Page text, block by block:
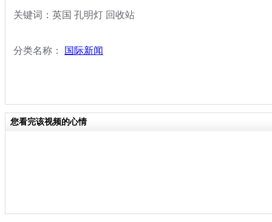
关键词：英国 孔明灯 回收站
分类名称： 国际新闻
您看完该视频的心情